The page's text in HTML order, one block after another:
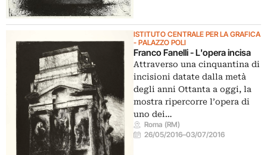
ISTITUTO CENTRALE PER LA GRAFICA
- PALAZZO POLI
Franco Fanelli - L'opera incisa
Attraverso una cinquantina di
incisioni datate dalla metà
degli anni Ottanta a oggi, la
mostra ripercorre l’opera di
uno dei…
Roma (RM)
26/05/2016–03/07/2016